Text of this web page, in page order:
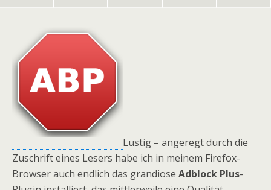
Lustig – angeregt durch die
Zuschrift eines Lesers habe ich in meinem Firefox-
Browser auch endlich das grandiose Adblock Plus-